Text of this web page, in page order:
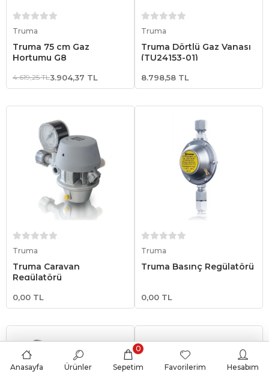
Truma
Truma 75 cm Gaz
Hortumu G8
4.619,25 TL3.904,37 TL
Truma
Truma Dörtlü Gaz Vanası
(TU24153-01)
8.798,58 TL
Truma
Truma Caravan
Regülatörü
0,00 TL
Truma
Truma Basınç Regülatörü
0,00 TL
Anasayfa Ürünler Sepetim
0
Favorilerim Hesabım